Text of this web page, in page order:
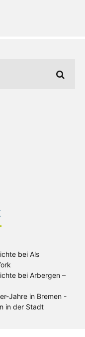
bei Als
bei Arbergen –
Jahre in Bremen -
in der Stadt